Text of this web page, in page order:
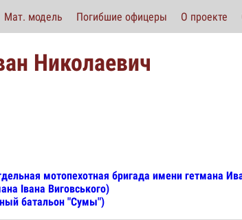
Мат. модель Погибшие офицеры О проекте
Николаевич
мотопехотная бригада имени гетмана
Івана Виговського)
батальон "Сумы")